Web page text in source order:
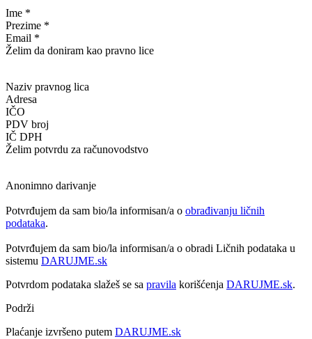
Ime *
Prezime *
Email *
Želim da doniram kao pravno lice
Naziv pravnog lica
Adresa
IČO
PDV broj
IČ DPH
Želim potvrdu za računovodstvo
Anonimno darivanje
Potvrđujem da sam bio/la informisan/a o obrađivanju ličnih
podataka.
Potvrđujem da sam bio/la informisan/a o obradi Ličnih podataka u
sistemu DARUJME.sk
Potvrdom podataka slažeš se sa pravila korišćenja DARUJME.sk.
Podrži
Plaćanje izvršeno putem DARUJME.sk